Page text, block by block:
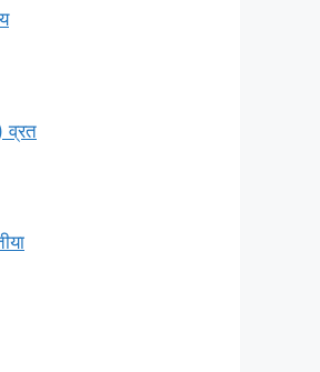
व्रत